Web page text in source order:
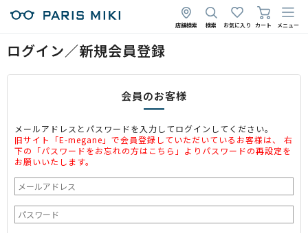
店舗検索 検索 お気に入り カート メニュー
ログイン／新規会員登録
会員のお客様
メールアドレスとパスワードを入力してログインしてください。
旧サイト「E-megane」で会員登録していただいているお客様は、 右
下の「パスワードをお忘れの方はこちら」よりパスワードの再設定を
お願いいたします。